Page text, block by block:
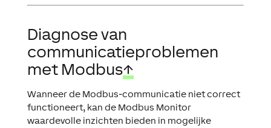
Diagnose van
communicatieproblemen
met Modbus↑
Wanneer de Modbus-communicatie niet correct
functioneert, kan de Modbus Monitor
waardevolle inzichten bieden in mogelijke